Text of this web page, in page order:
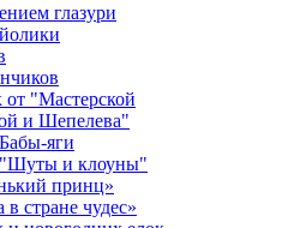
глазури
от "Мастерской
и Шепелева"
яги
"Шуты и клоуны"
принц»
стране чудес»